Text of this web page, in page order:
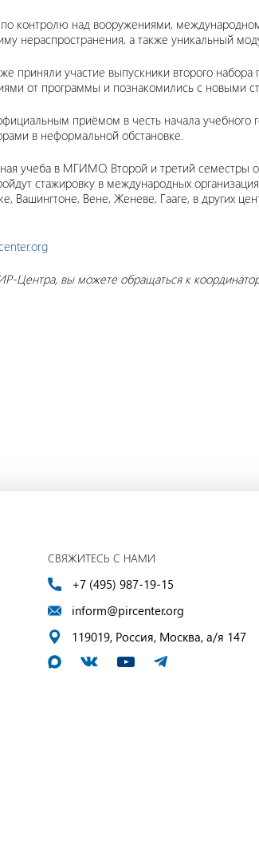
над вооружениями,
нераспространения, а также уникальный
приняли участие выпускники второго
от программы и познакомились с новыми
приёмом в честь начала учебного
в неформальной обстановке.
учеба в МГИМО. Второй и третий семестры
стажировку в международных
Вене, Женеве, Гааге, в других
Центра, вы можете обращаться к
СВЯЖИТЕСЬ С НАМИ
+7 (495) 987-19-15
inform@pircenter.org
119019, Россия, Москва, а/я 147